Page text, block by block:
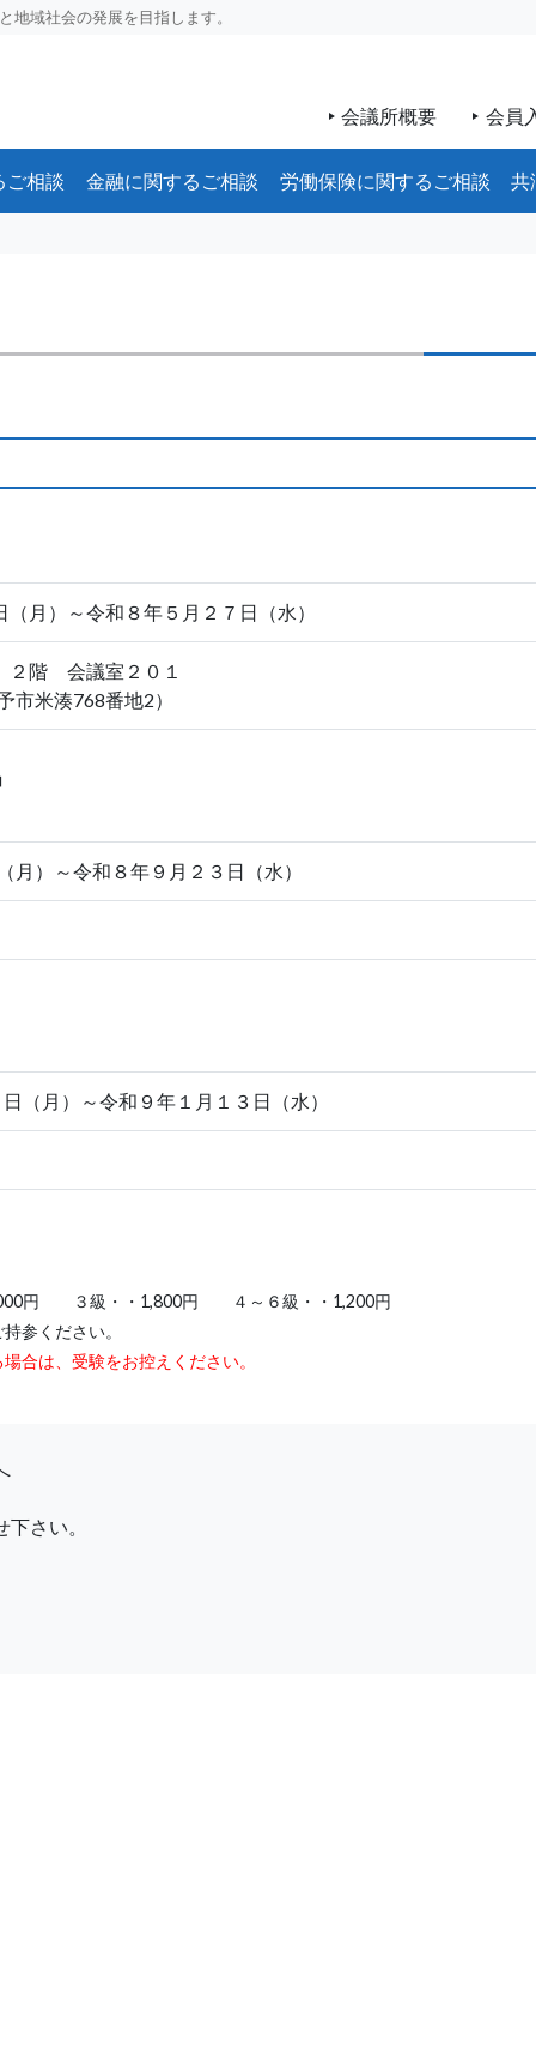
地域社会の発展を目指します。
会議所概要 会員
ご相談 金融に関するご相談 労働保険に関するご相談 共
月）～令和８年５月２７日（水）
階 会議室２０１
米湊768番地2）
月）～令和８年９月２３日（水）
（月）～令和９年１月１３日（水）
円 ３級・・1,800円 ４～６級・・1,200円
参ください。
合は、受験をお控えください。
さい。